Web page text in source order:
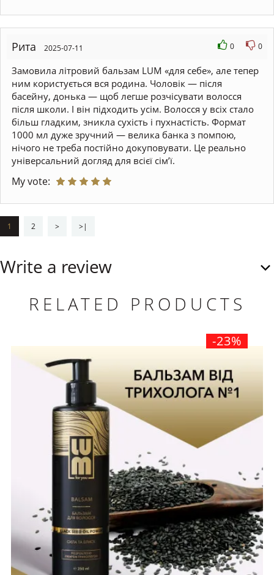
Рита 2025-07-11 0 0
Замовила літровий бальзам LUM «для себе», але тепер
ним користується вся родина. Чоловік — після
басейну, донька — щоб легше розчісувати волосся
після школи. І він підходить усім. Волосся у всіх стало
більш гладким, зникла сухість і пухнастість. Формат
1000 мл дуже зручний — велика банка з помпою,
нічого не треба постійно докуповувати. Це реально
універсальний догляд для всієї сім’ї.
My vote:
1 2 > >|
Write a review
RELATED PRODUCTS
-23%